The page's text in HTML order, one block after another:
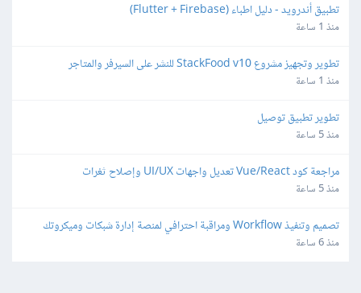
تطبيق أندرويد - دليل اطباء (Flutter + Firebase)
منذ 1 ساعة
تطوير وتجهيز مشروع StackFood v10 للنشر على السيرفر والمتاجر
منذ 1 ساعة
تطوير تطبيق توصيل
منذ 5 ساعة
مراجعة كود Vue/React تعديل واجهات UI/UX وإصلاح ثغرات
منذ 5 ساعة
مبنية على Laravel/Radius
منذ 6 ساعة